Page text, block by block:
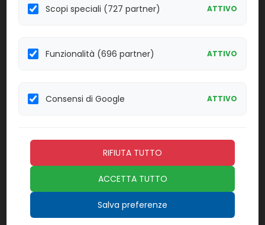
Effettua il per acquistare.
V5-
96/3FRTHBV Real-TM Quant Dx
96 Test
BM
Effettua ilLOGINper acquistare.
HBV Real-TM Qual
Scopi speciali (727 partner) ATTIVO
Funzionalità (696 partner) ATTIVO
Consensi di Google ATTIVO
RIFIUTA TUTTO
ACCETTA TUTTO
Salva preferenze